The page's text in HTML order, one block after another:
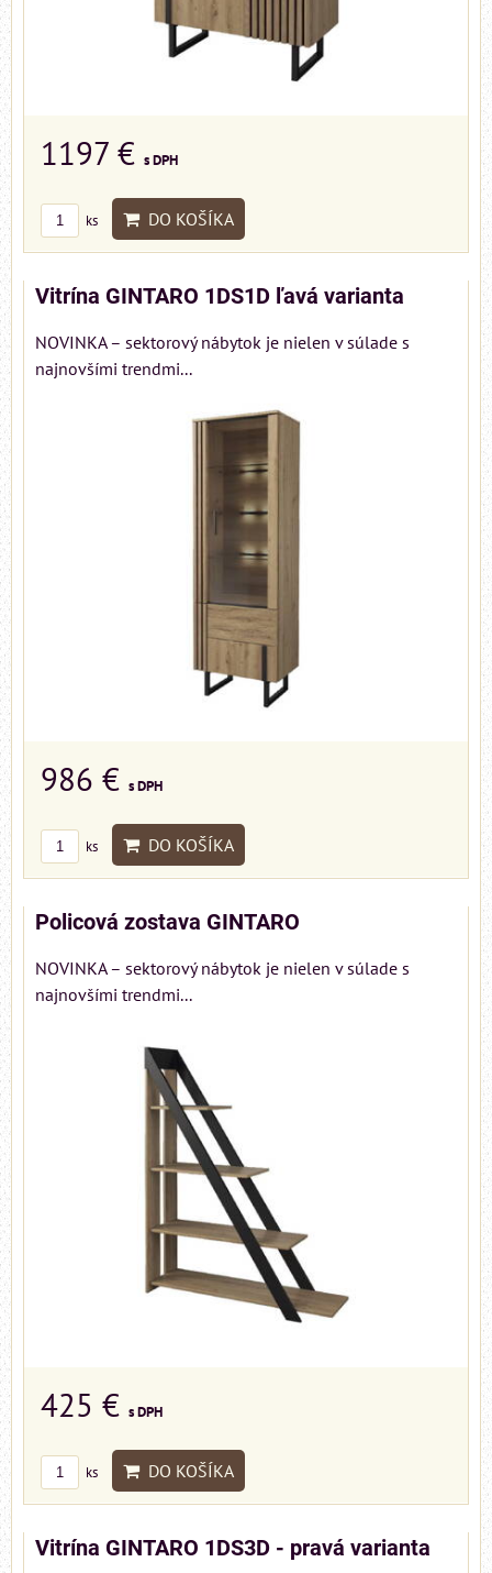
1197 € s DPH
ks DO KOŠÍKA
Vitrína GINTARO 1DS1D ľavá varianta
NOVINKA – sektorový nábytok je nielen v súlade s
najnovšími trendmi...
986 € s DPH
ks DO KOŠÍKA
Policová zostava GINTARO
NOVINKA – sektorový nábytok je nielen v súlade s
najnovšími trendmi...
425 € s DPH
ks DO KOŠÍKA
Vitrína GINTARO 1DS3D - pravá varianta